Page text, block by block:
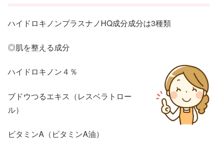
ハイドロキノンプラスナノHQ成分成分は3種類
◎肌を整える成分
ハイドロキノン４％
ブドウつるエキス（レスベラトロー
ル）
ビタミンA（ビタミンA油）